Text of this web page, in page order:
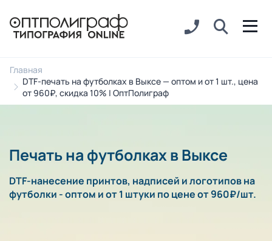
Главная
DTF-печать на футболках в Выксе — оптом и от 1 шт., цена
от 960₽, скидка 10% | ОптПолиграф
Печать на футболках в Выксе
DTF-нанесение принтов, надписей и логотипов на
футболки - оптом и от 1 штуки по цене от 960₽/шт.